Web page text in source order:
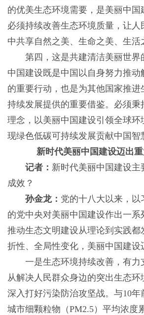
的优美生态环境需要，是美丽中国
必须持续改善生态环境质量，让人
中共享自然之美、生命之美、生活
第四，这是共建清洁美丽世界
中国建设既是中国以自身努力推动
的重要行动，也是为其他国家推进
持续发展提供的重要借鉴。必须秉
理念，以美丽中国建设引领全球环
现绿色低碳可持续发展贡献中国智
新时代美丽中国建设迈出
记者： 新时代美丽中国建设主
成效？
孙金龙： 党的十八大以来，
的党中央对美丽中国建设作出一系
推动生态文明建设从理论到实践都
折性、全局性变化，美丽中国建设
一是生态环境持续改善，有力
从解决人民群众身边的突出生态环
深入打好污染防治攻坚战。与10年
城市细颗粒物（PM2.5）平均浓度